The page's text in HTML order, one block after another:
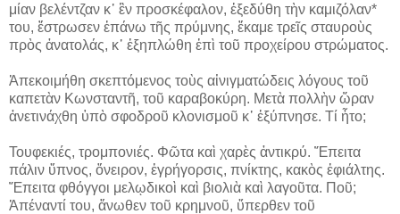
μίαν βελέντζαν κ᾽ ἓν προσκέφαλον, ἐξεδύθη τὴν καμιζόλαν*
του, ἔστρωσεν ἐπάνω τῆς πρύμνης, ἔκαμε τρεῖς σταυροὺς
πρὸς ἀνατολάς, κ᾽ ἐξηπλώθη ἐπὶ τοῦ προχείρου στρώματος.
Ἀπεκοιμήθη σκεπτόμενος τοὺς αἰνιγματώδεις λόγους τοῦ
καπετὰν Κωνσταντῆ, τοῦ καραβοκύρη. Μετὰ πολλὴν ὥραν
ἀνετινάχθη ὑπὸ σφοδροῦ κλονισμοῦ κ᾽ ἐξύπνησε. Τί ἦτο;
Τουφεκιές, τρομπονιές. Φῶτα καὶ χαρὲς ἀντικρύ. Ἔπειτα
πάλιν ὕπνος, ὄνειρον, ἐγρήγορσις, πνίκτης, κακὸς ἐφιάλτης.
Ἔπειτα φθόγγοι μελῳδικοὶ καὶ βιολιὰ καὶ λαγοῦτα. Ποῦ;
Ἀπέναντί του, ἄνωθεν τοῦ κρημνοῦ, ὕπερθεν τοῦ